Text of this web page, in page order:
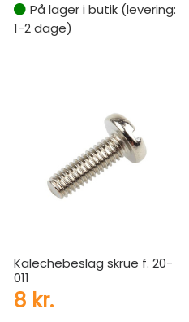
På lager i butik (levering:
1-2 dage)
Kalechebeslag skrue f. 20-
011
8 kr.